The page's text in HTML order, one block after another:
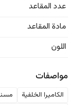
عدد المقاعد
مادة المقاعد
اللون
مواصفات
الكاميرا الخلفية